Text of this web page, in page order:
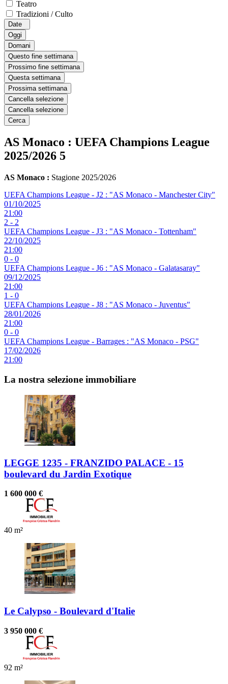
Teatro
Tradizioni / Culto
Date
Oggi
Domani
Questo fine settimana
Prossimo fine settimana
Questa settimana
Prossima settimana
Cancella selezione
Cancella selezione
Cerca
AS Monaco : UEFA Champions League
2025/2026 5
AS Monaco : Stagione 2025/2026
UEFA Champions League - J2 : "AS Monaco - Manchester City"
01/10/2025
21:00
2 - 2
UEFA Champions League - J3 : "AS Monaco - Tottenham"
22/10/2025
21:00
0 - 0
UEFA Champions League - J6 : "AS Monaco - Galatasaray"
09/12/2025
21:00
1 - 0
UEFA Champions League - J8 : "AS Monaco - Juventus"
28/01/2026
21:00
0 - 0
UEFA Champions League - Barrages : "AS Monaco - PSG"
17/02/2026
21:00
La nostra selezione immobiliare
LEGGE 1235 - FRANZIDO PALACE - 15
boulevard du Jardin Exotique
1 600 000 €
40 m²
Le Calypso - Boulevard d'Italie
3 950 000 €
92 m²